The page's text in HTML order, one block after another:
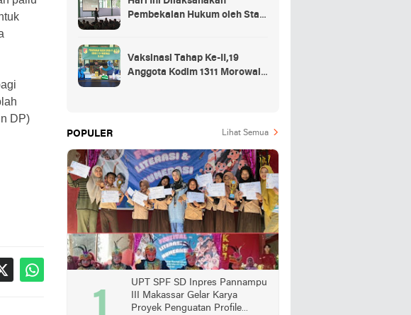
DP)
Pembekalan Hukum oleh Staf
Kostrad
Vaksinasi Tahap Ke-II,19
Anggota Kodim 1311 Morowali
POPULER Lihat Semua
UPT SPF SD Inpres Pannampu
III Makassar Gelar Karya
Proyek Penguatan Profile